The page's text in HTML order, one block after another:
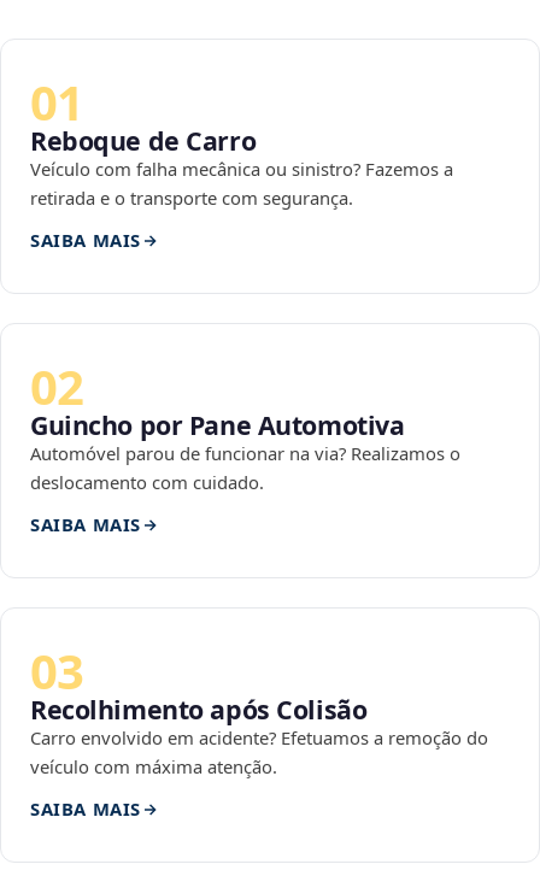
01
Reboque de Carro
Veículo com falha mecânica ou sinistro? Fazemos a
retirada e o transporte com segurança.
SAIBA MAIS
02
Guincho por Pane Automotiva
Automóvel parou de funcionar na via? Realizamos o
deslocamento com cuidado.
SAIBA MAIS
03
Recolhimento após Colisão
Carro envolvido em acidente? Efetuamos a remoção do
veículo com máxima atenção.
SAIBA MAIS